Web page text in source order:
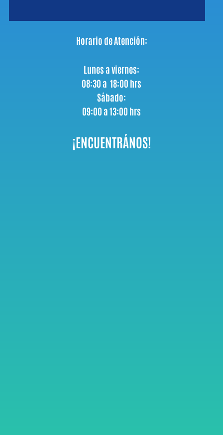
Horario de Atención:
Lunes a viernes:
08:30 a 18:00 hrs
Sábado:
09:00 a 13:00 hrs
¡ENCUENTRÁNOS!